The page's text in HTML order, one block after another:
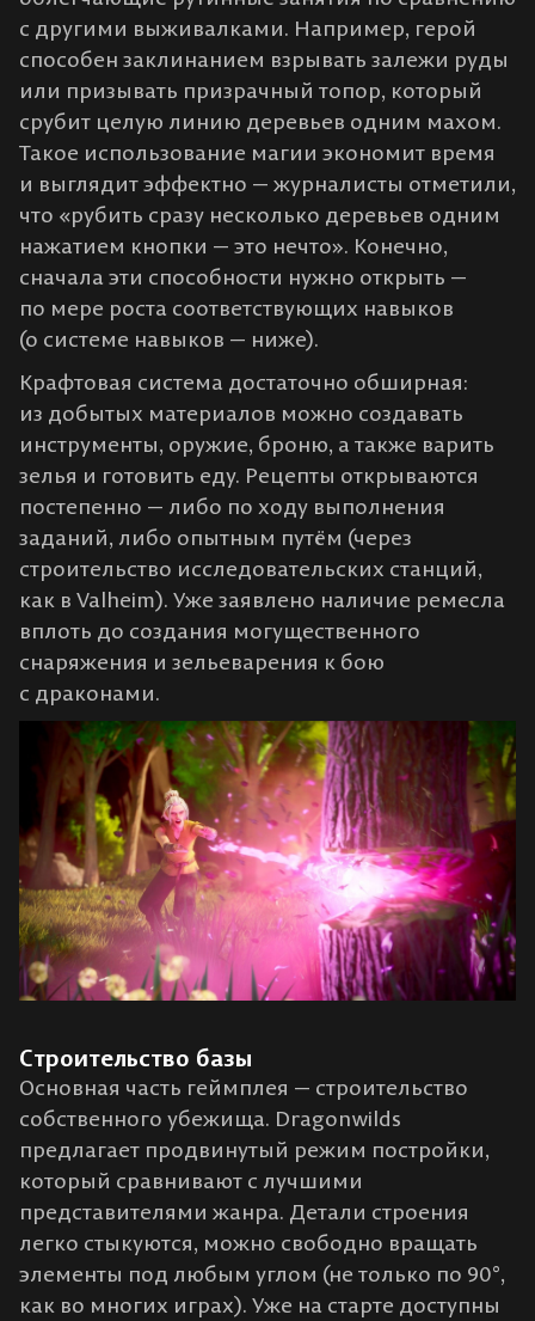
с другими выживалками. Например, герой
способен заклинанием взрывать залежи руды
или призывать призрачный топор, который
срубит целую линию деревьев одним махом​.
Такое использование магии экономит время
и выглядит эффектно — журналисты отметили,
что «рубить сразу несколько деревьев одним
нажатием кнопки — это нечто». Конечно,
сначала эти способности нужно открыть —
по мере роста соответствующих навыков
(о системе навыков — ниже).
Крафтовая система достаточно обширная:
из добытых материалов можно создавать
инструменты, оружие, броню, а также варить
зелья и готовить еду​. Рецепты открываются
постепенно — либо по ходу выполнения
заданий, либо опытным путём (через
строительство исследовательских станций,
как в Valheim). Уже заявлено наличие ремесла
вплоть до создания могущественного
снаряжения и зельеварения к бою
с драконами.
Строительство базы
Основная часть геймплея — строительство
собственного убежища. Dragonwilds
предлагает продвинутый режим постройки,
который сравнивают с лучшими
представителями жанра. Детали строения
легко стыкуются, можно свободно вращать
элементы под любым углом (не только по 90°,
как во многих играх). Уже на старте доступны